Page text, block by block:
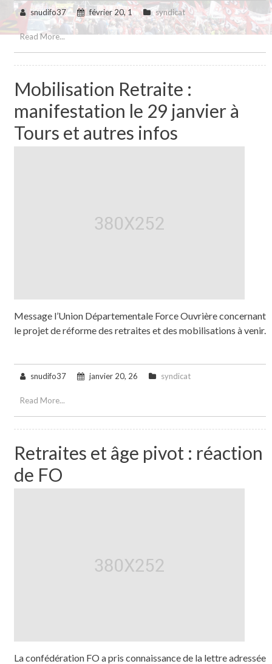
snudifo37 février 20, 1 syndicat
Read More...
Mobilisation Retraite :
manifestation le 29 janvier à
Tours et autres infos
Message l’Union Départementale Force Ouvrière concernant
le projet de réforme des retraites et des mobilisations à venir.
snudifo37 janvier 20, 26 syndicat
Read More...
Retraites et âge pivot : réaction
de FO
La confédération FO a pris connaissance de la lettre adressée